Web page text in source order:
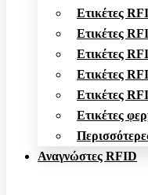
Ετικέτες
Ετικέτες
Ετικέτες
Ετικέτες
Ετικέτες
Ετικέτες
Αναγνώστες RFID